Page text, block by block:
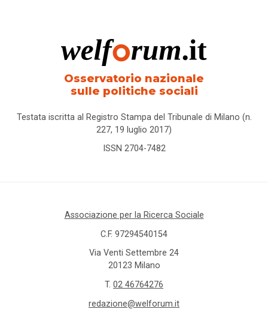
Osservatorio nazionale
sulle politiche sociali
Testata iscritta al Registro Stampa del Tribunale di Milano (n.
227, 19 luglio 2017)
ISSN 2704-7482
Associazione per la Ricerca Sociale
C.F. 97294540154
Via Venti Settembre 24
20123 Milano
T. 02 46764276
redazione@welforum.it